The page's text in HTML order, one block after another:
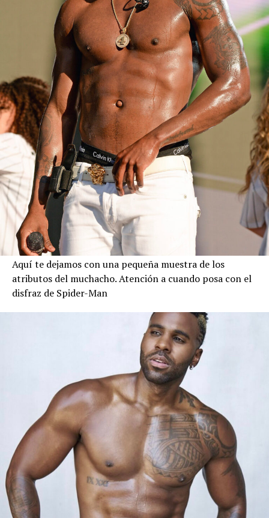
Aquí te dejamos con una pequeña muestra de los
atributos del muchacho. Atención a cuando posa con el
disfraz de Spider-Man